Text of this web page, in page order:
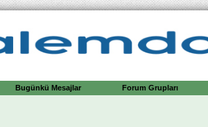
Bugünkü Mesajlar Forum Grupları